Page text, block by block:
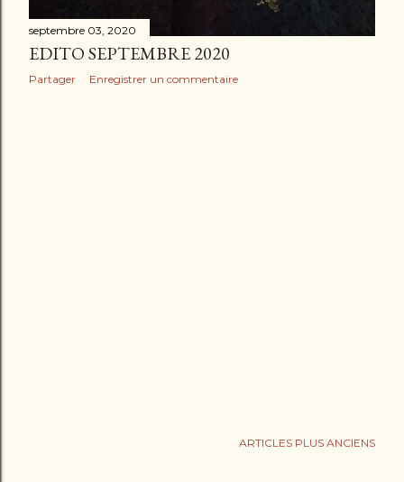
septembre 03, 2020
EDITO SEPTEMBRE 2020
Partager Enregistrer un commentaire
ARTICLES PLUS ANCIENS